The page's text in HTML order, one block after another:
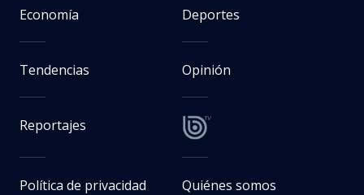
Economía Deportes
Tendencias Opinión
Reportajes
Política de privacidad Quiénes somos